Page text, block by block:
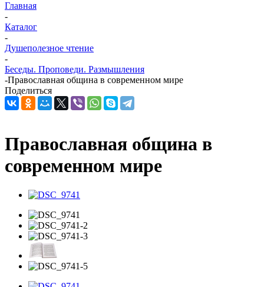
Главная
-
Каталог
-
Душеполезное чтение
-
Беседы. Проповеди. Размышления
-Православная община в современном мире
Поделиться
Православная община в
современном мире